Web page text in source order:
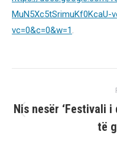
MuN5Xc5tSrimuKf0KcaU-
vc=0&c=0&w=1 .
navigation
Nis nesër ‘Festivali
të